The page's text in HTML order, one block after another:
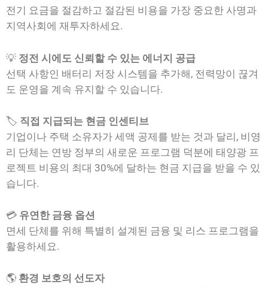
전기 요금을 절감하고 절감된 비용을 가장 중요한 사명과
지역사회에 재투자하세요.
💡 정전 시에도 신뢰할 수 있는 에너지 공급
선택 사항인 배터리 저장 시스템을 추가해, 전력망이 끊겨
도 운영을 계속 유지할 수 있습니다.
🏷️ 직접 지급되는 현금 인센티브
기업이나 주택 소유자가 세액 공제를 받는 것과 달리, 비영
리 단체는 연방 정부의 새로운 프로그램 덕분에 태양광 프
로젝트 비용의 최대 30%에 달하는 현금 지급을 받을 수 있
습니다.
💳 유연한 금융 옵션
면세 단체를 위해 특별히 설계된 금융 및 리스 프로그램을
활용하세요.
🌎 환경 보호의 선도자